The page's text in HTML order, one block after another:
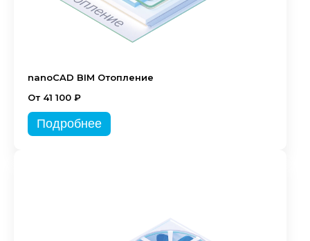
nanoCAD BIM Отопление
От 41 100 ₽
Подробнее